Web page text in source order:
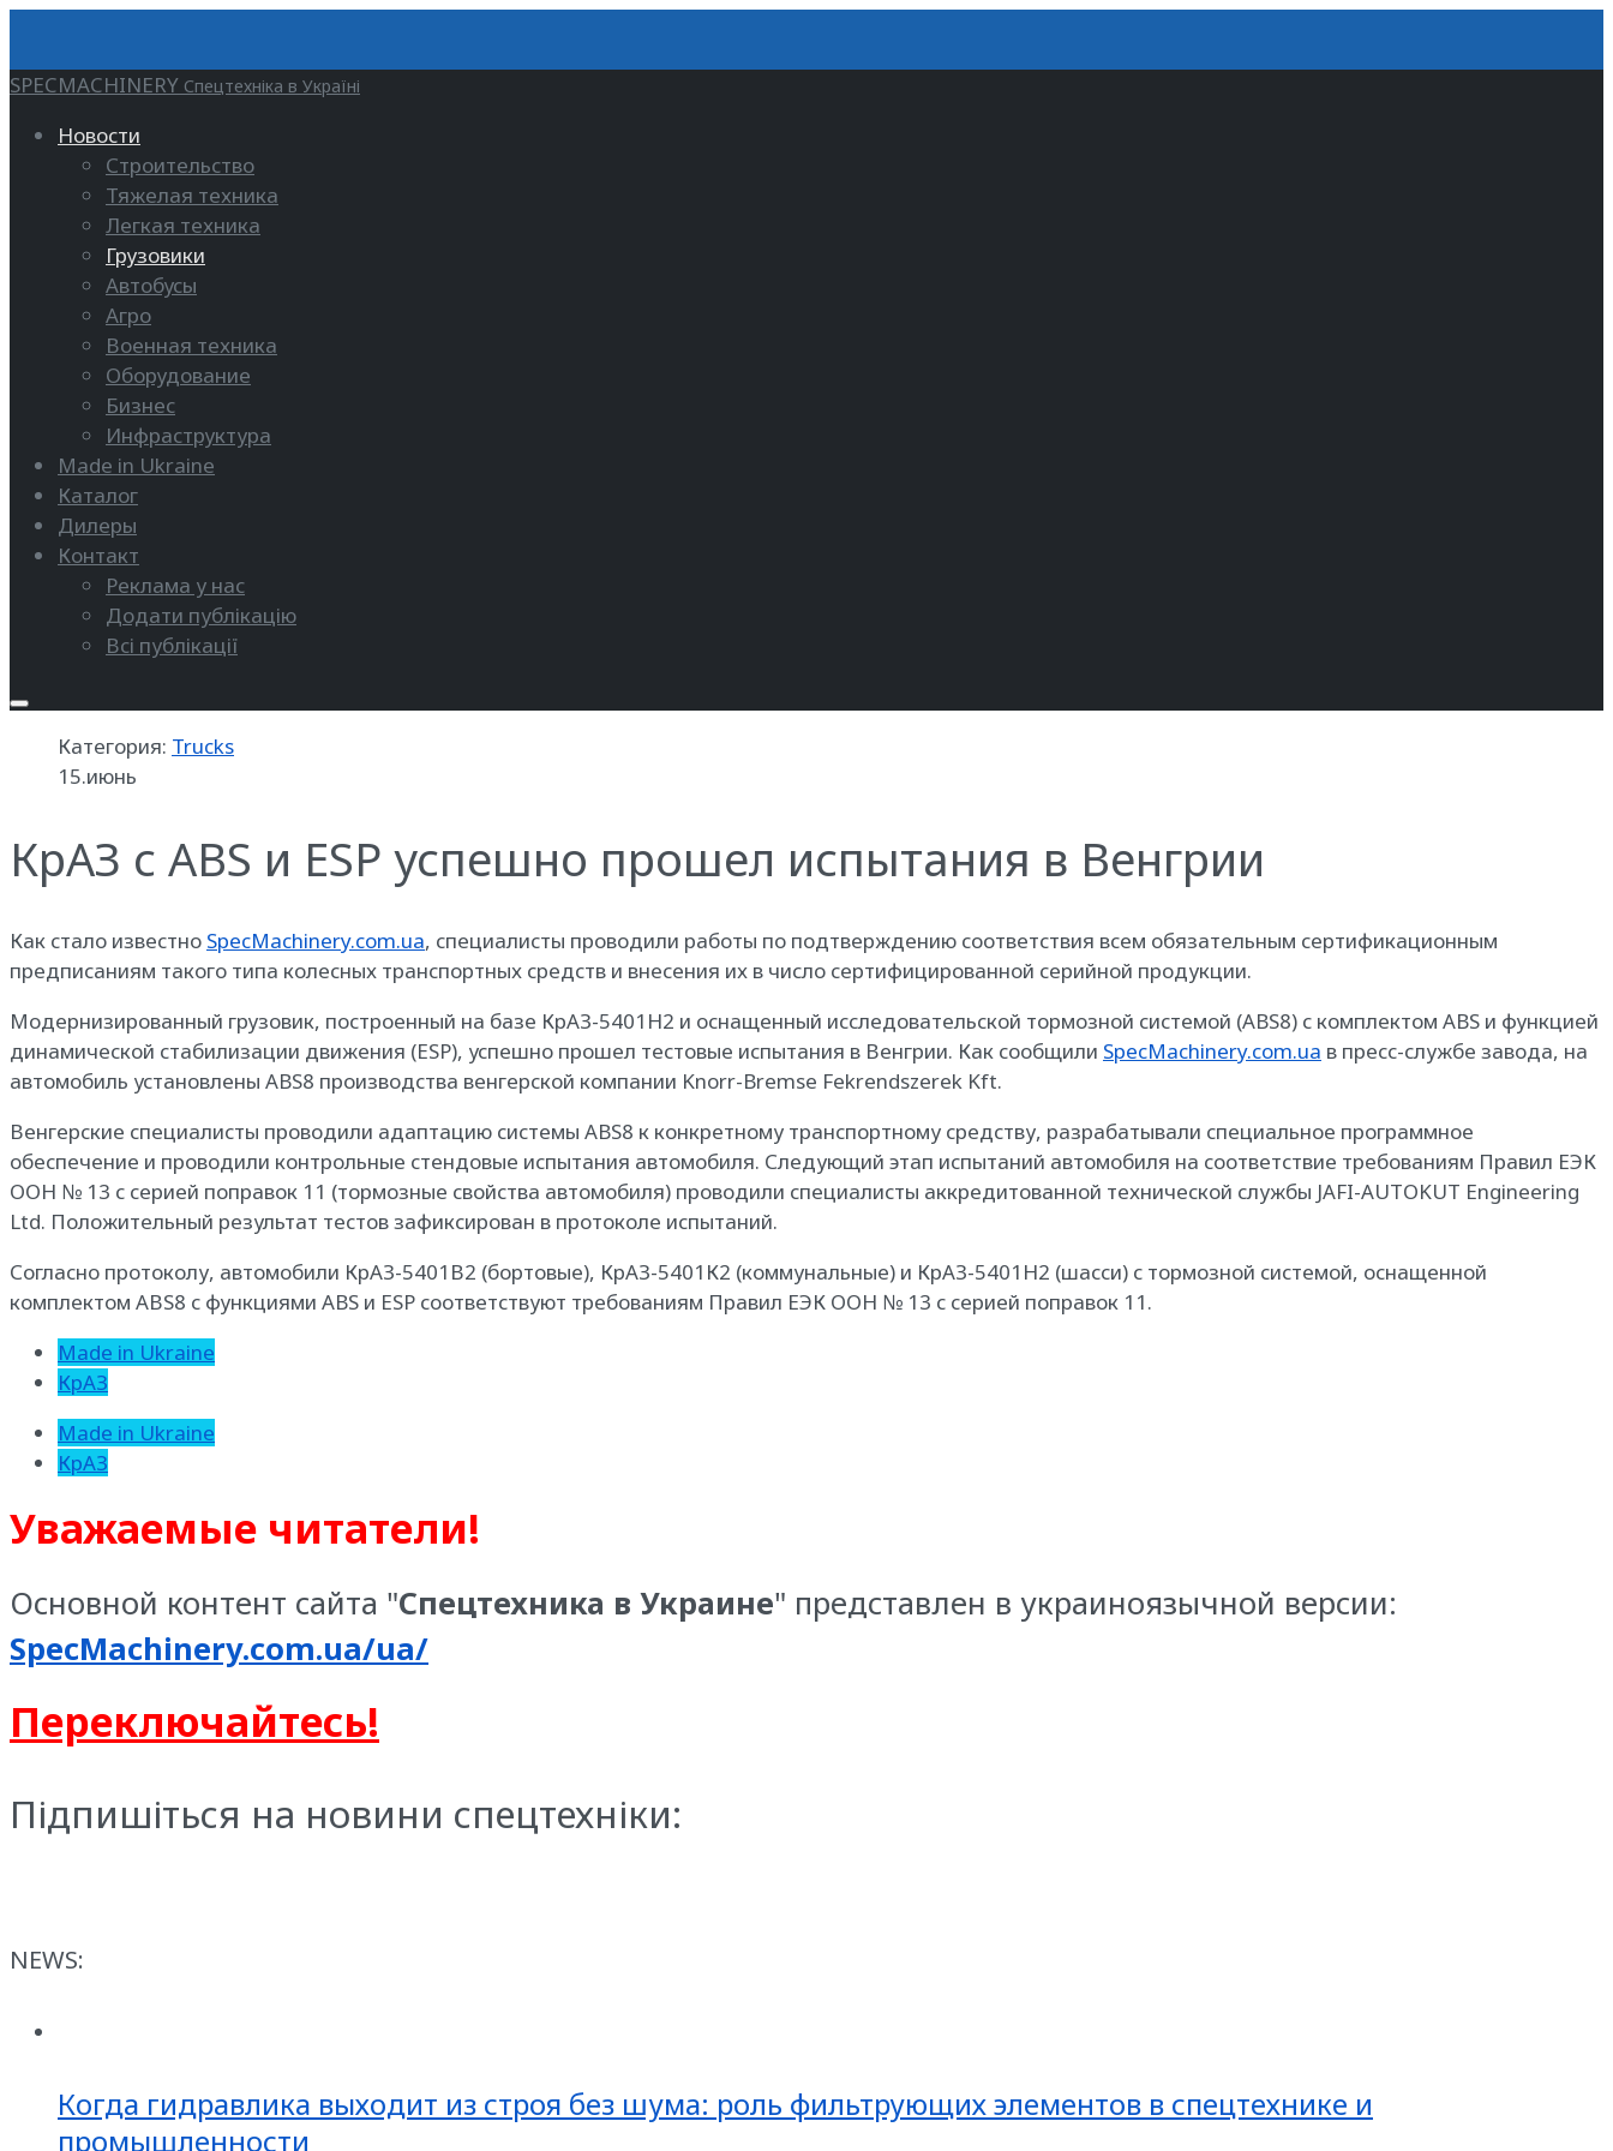
SPECMACHINERY Спецтехніка в Україні
Новости
Строительство
Тяжелая техника
Легкая техника
Грузовики
Автобусы
Агро
Военная техника
Оборудование
Бизнес
Инфраструктура
Made in Ukraine
Каталог
Дилеры
Контакт
Реклама у нас
Додати публікацію
Всі публікації
Категория: Trucks
15.июнь
КрАЗ с ABS и ESP успешно прошел испытания в Венгрии
Как стало известно SpecMachinery.com.ua, специалисты проводили работы по подтверждению соответствия всем обязательным сертификационным
предписаниям такого типа колесных транспортных средств и внесения их в число сертифицированной серийной продукции.
Модернизированный грузовик, построенный на базе КрАЗ-5401Н2 и оснащенный исследовательской тормозной системой (ABS8) с комплектом ABS и функцией
динамической стабилизации движения (ESP), успешно прошел тестовые испытания в Венгрии. Как сообщили SpecMachinery.com.ua в пресс-службе завода, на
автомобиль установлены ABS8 производства венгерской компании Knorr-Bremse Fekrendszerek Kft.
Венгерские специалисты проводили адаптацию системы ABS8 к конкретному транспортному средству, разрабатывали специальное программное
обеспечение и проводили контрольные стендовые испытания автомобиля. Следующий этап испытаний автомобиля на соответствие требованиям Правил ЕЭК
ООН № 13 с серией поправок 11 (тормозные свойства автомобиля) проводили специалисты аккредитованной технической службы JAFI-AUTOKUT Engineering
Ltd. Положительный результат тестов зафиксирован в протоколе испытаний.
Согласно протоколу, автомобили КрАЗ-5401В2 (бортовые), КрАЗ-5401К2 (коммунальные) и КрАЗ-5401Н2 (шасси) с тормозной системой, оснащенной
комплектом АВS8 с функциями ABS и ESP соответствуют требованиям Правил ЕЭК ООН № 13 с серией поправок 11.
Made in Ukraine
КрАЗ
Made in Ukraine
КрАЗ
Уважаемые читатели!
Основной контент сайта "Спецтехника в Украине" представлен в украиноязычной версии:
SpecMachinery.com.ua/ua/
Переключайтесь!
Підпишіться на новини спецтехніки:
NEWS:
Когда гидравлика выходит из строя без шума: роль фильтрующих элементов в спецтехнике и
промышленности